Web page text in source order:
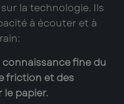
la technologie. Ils
à écouter et à
connaissance fine du
friction et des
le papier.